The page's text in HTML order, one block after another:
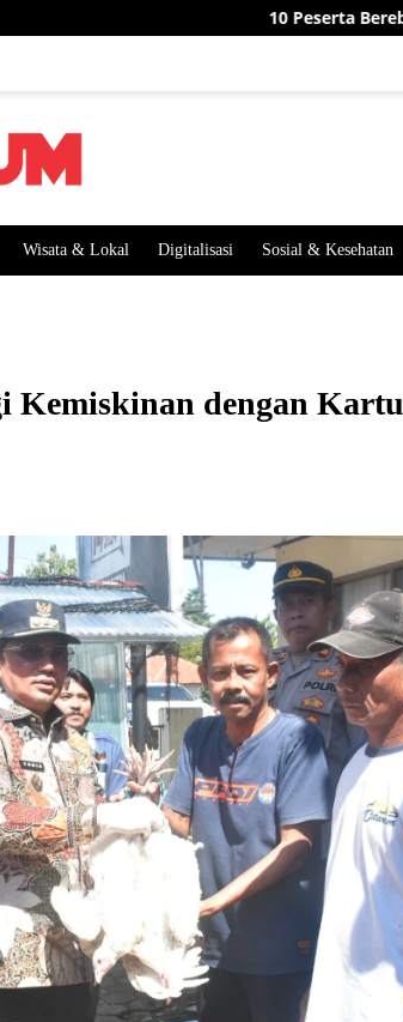
10 Peserta Berebut Dua
Wisata & Lokal Digitalisasi Sosial & Kesehatan
Kemiskinan dengan